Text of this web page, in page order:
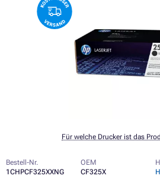
Für welche Drucker ist das
Bestell-Nr.
1CHPCF325XXNG
OEM
CF325X